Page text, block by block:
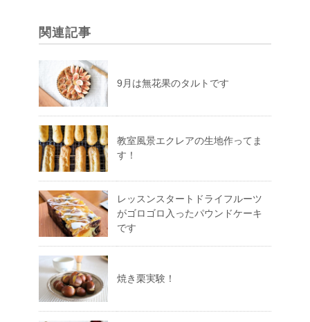
関連記事
9月は無花果のタルトです
教室風景エクレアの生地作ってま
す！
レッスンスタートドライフルーツ
がゴロゴロ入ったパウンドケーキ
です
焼き栗実験！